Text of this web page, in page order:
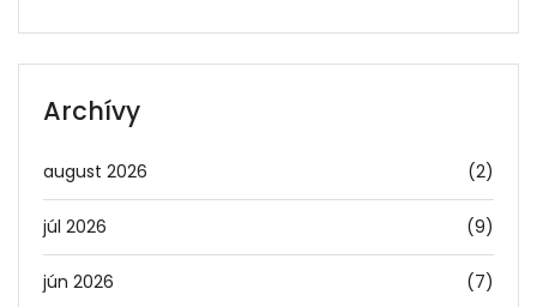
Archívy
august 2026 (2)
júl 2026 (9)
jún 2026 (7)